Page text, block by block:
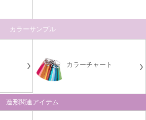
カラーサンプル
カラーチャート
造形関連アイテム